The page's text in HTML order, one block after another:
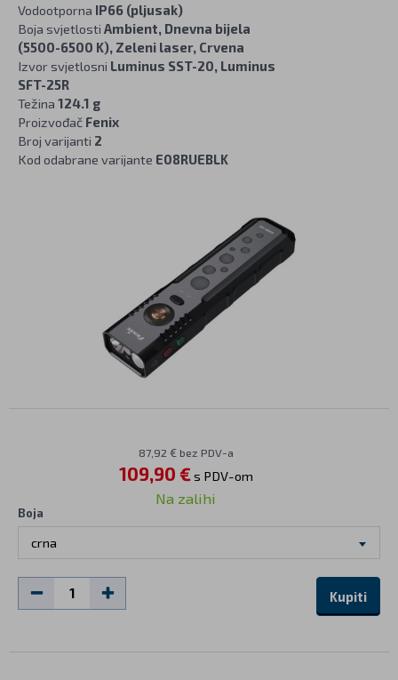
Vodootporna IP66 (pljusak)
Boja svjetlosti Ambient, Dnevna bijela
(5500-6500 K), Zeleni laser, Crvena
Izvor svjetlosni Luminus SST-20, Luminus
SFT-25R
Težina 124.1 g
Proizvođač Fenix
Broj varijanti 2
Kod odabrane varijante E08RUEBLK
87,92 € bez PDV-a
109,90 €s PDV-om
Na zalihi
Boja
crna
Kupiti